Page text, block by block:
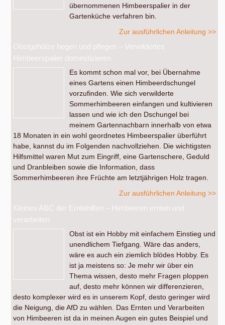
übernommenen Himbeerspalier in der
Gartenküche verfahren bin.
Zur ausführlichen Anleitung >>
Obstgehölze hegen und pflegen – Verwildertes
Himbeerspalier domestizieren
Es kommt schon mal vor, bei Übernahme
eines Gartens einen Himbeerdschungel
vorzufinden. Wie sich verwilderte
Sommerhimbeeren einfangen und kultivieren
lassen und wie ich den Dschungel bei
meinem Gartennachbarn innerhalb von etwa
18 Monaten in ein wohl geordnetes Himbeerspalier überführt
habe, kannst du im Folgenden nachvollziehen. Die wichtigsten
Hilfsmittel waren Mut zum Eingriff, eine Gartenschere, Geduld
und Dranbleiben sowie die Information, dass
Sommerhimbeeren ihre Früchte am letztjährigen Holz tragen.
Zur ausführlichen Anleitung >>
Kleines ABC der Erntehilfen – Himbeeren ernten und
verarbeiten
Obst ist ein Hobby mit einfachem Einstieg und
unendlichem Tiefgang. Wäre das anders,
wäre es auch ein ziemlich blödes Hobby. Es
ist ja meistens so: Je mehr wir über ein
Thema wissen, desto mehr Fragen ploppen
auf, desto mehr können wir differenzieren,
desto komplexer wird es in unserem Kopf, desto geringer wird
die Neigung, die AfD zu wählen. Das Ernten und Verarbeiten
von Himbeeren ist da in meinen Augen ein gutes Beispiel und